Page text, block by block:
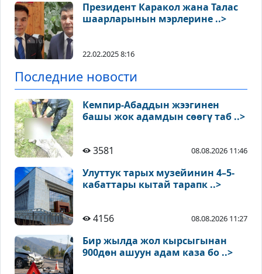
Президент Каракол жана Талас
шаарларынын мэрлерине ..>
22.02.2025 8:16
Последние новости
Кемпир-Абаддын жээгинен
башы жок адамдын сөөгү таб ..>
3581 08.08.2026 11:46
Улуттук тарых музейинин 4–5-
кабаттары кытай тарапк ..>
4156 08.08.2026 11:27
Бир жылда жол кырсыгынан
900дөн ашуун адам каза бо ..>